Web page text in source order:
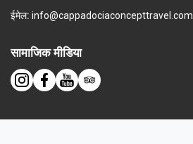
ईमेल: info@cappadociaconcepttravel.com
सामाजिक मीडिया